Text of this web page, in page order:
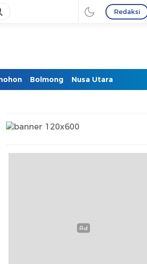
Redaksi
Bolmong Nusa Utara